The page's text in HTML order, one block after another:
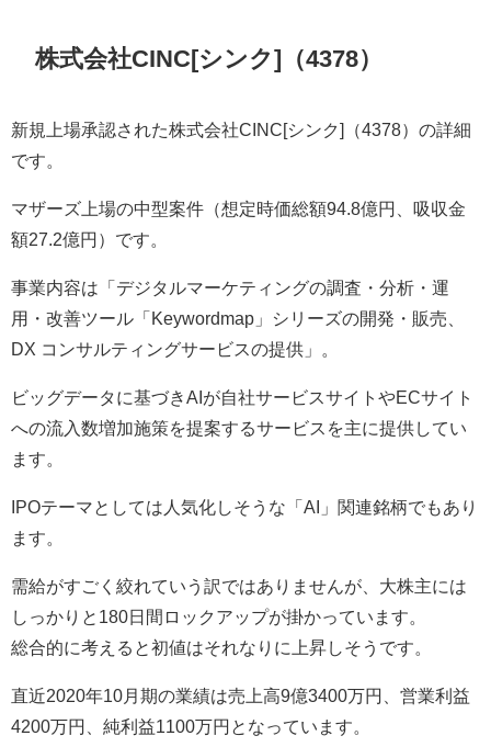
株式会社CINC[シンク]（4378）
新規上場承認された株式会社CINC[シンク]（4378）の詳細
です。
マザーズ上場の中型案件（想定時価総額94.8億円、吸収金
額27.2億円）です。
事業内容は「デジタルマーケティングの調査・分析・運
用・改善ツール「Keywordmap」シリーズの開発・販売、
DX コンサルティングサービスの提供」。
ビッグデータに基づきAIが自社サービスサイトやECサイト
への流入数増加施策を提案するサービスを主に提供してい
ます。
IPOテーマとしては人気化しそうな「AI」関連銘柄でもあり
ます。
需給がすごく絞れていう訳ではありませんが、大株主には
しっかりと180日間ロックアップが掛かっています。
総合的に考えると初値はそれなりに上昇しそうです。
直近2020年10月期の業績は売上高9億3400万円、営業利益
4200万円、純利益1100万円となっています。